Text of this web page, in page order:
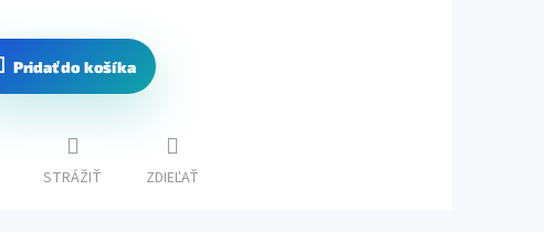
Pridať do košíka
STRÁŽIŤ ZDIEĽAŤ